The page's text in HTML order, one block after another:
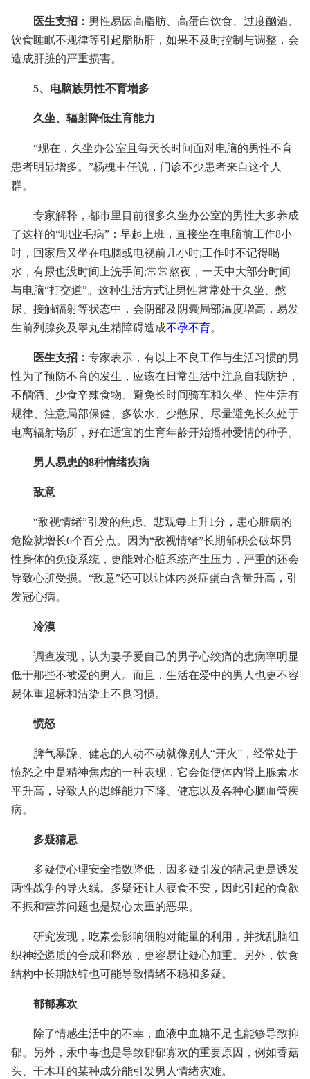
医生支招： 男性易因高脂肪、高蛋白饮食、过度酗酒、
饮食睡眠不规律等引起脂肪肝，如果不及时控制与调整，会
造成肝脏的严重损害。
5、电脑族男性不育增多
久坐、辐射降低生育能力
“现在，久坐办公室且每天长时间面对电脑的男性不育
患者明显增多。”杨槐主任说，门诊不少患者来自这个人
群。
专家解释，都市里目前很多久坐办公室的男性大多养成
了这样的“职业毛病”：早起上班，直接坐在电脑前工作8小
时，回家后又坐在电脑或电视前几小时;工作时不记得喝
水，有尿也没时间上洗手间;常常熬夜，一天中大部分时间
与电脑“打交道”。这种生活方式让男性常常处于久坐、憋
尿、接触辐射等状态中，会阴部及阴囊局部温度增高，易发
生前列腺炎及睾丸生精障碍造成不孕不育。
医生支招： 专家表示，有以上不良工作与生活习惯的男
性为了预防不育的发生，应该在日常生活中注意自我防护，
不酗酒、少食辛辣食物、避免长时间骑车和久坐、性生活有
规律、注意局部保健、多饮水、少憋尿、尽量避免长久处于
电离辐射场所，好在适宜的生育年龄开始播种爱情的种子。
男人易患的8种情绪疾病
敌意
“敌视情绪”引发的焦虑、悲观每上升1分，患心脏病的
危险就增长6个百分点。因为“敌视情绪”长期郁积会破坏男
性身体的免疫系统，更能对心脏系统产生压力，严重的还会
导致心脏受损。“敌意”还可以让体内炎症蛋白含量升高，引
发冠心病。
冷漠
调查发现，认为妻子爱自己的男子心绞痛的患病率明显
低于那些不被爱的男人。而且，生活在爱中的男人也更不容
易体重超标和沾染上不良习惯。
愤怒
脾气暴躁、健忘的人动不动就像别人“开火”，经常处于
愤怒之中是精神焦虑的一种表现，它会促使体内肾上腺素水
平升高，导致人的思维能力下降、健忘以及各种心脑血管疾
病。
多疑猜忌
多疑使心理安全指数降低，因多疑引发的猜忌更是诱发
两性战争的导火线。多疑还让人寝食不安，因此引起的食欲
不振和营养问题也是疑心太重的恶果。
研究发现，吃素会影响细胞对能量的利用，并扰乱脑组
织神经递质的合成和释放，更容易让疑心加重。另外，饮食
结构中长期缺锌也可能导致情绪不稳和多疑。
郁郁寡欢
除了情感生活中的不幸，血液中血糖不足也能够导致抑
郁。另外，汞中毒也是导致郁郁寡欢的重要原因，例如香菇
头、干木耳的某种成分能引发男人情绪灾难。